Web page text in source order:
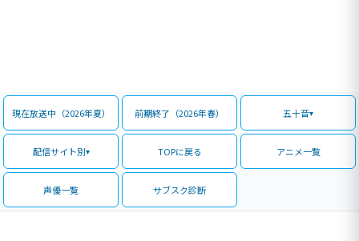
現在放送中（2026年夏） 前期終了（2026年春） 五十音
配信サイト別 TOPに戻る アニメ一覧
声優一覧 サブスク診断